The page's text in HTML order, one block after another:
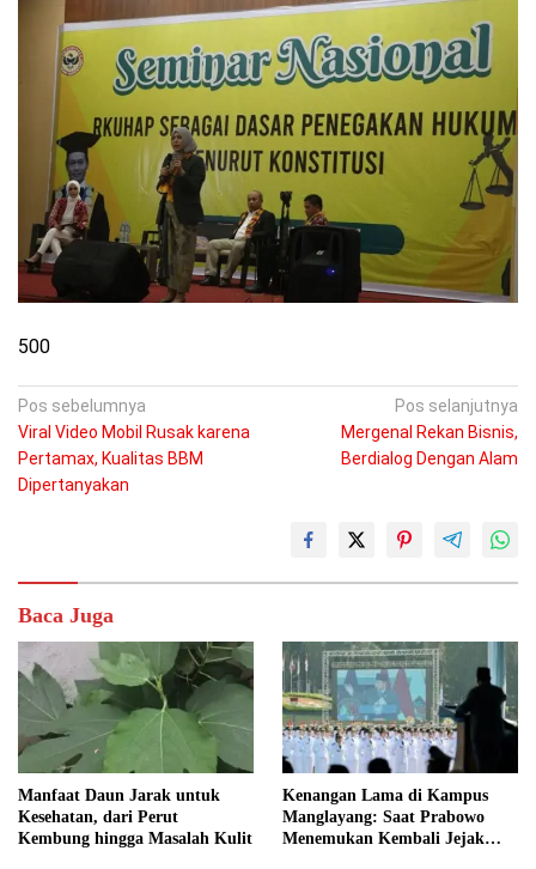
500
Navigasi
pos
Pos sebelumnya
Viral Video Mobil Rusak karena
Pertamax, Kualitas BBM
Dipertanyakan
Pos selanjutnya
Mergenal Rekan Bisnis,
Berdialog Dengan Alam
Baca Juga
Manfaat Daun Jarak untuk
Kesehatan, dari Perut
Kembung hingga Masalah Kulit
Kenangan Lama di Kampus
Manglayang: Saat Prabowo
Menemukan Kembali Jejak